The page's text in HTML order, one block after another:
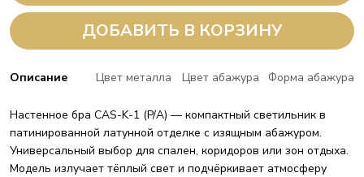
ДОБАВИТЬ В КОРЗИНУ
Описание Цвет металла Цвет абажура Форма абажура
Настенное бра CAS-K-1 (P/A) — компактный светильник в
патинированной латунной отделке с изящным абажуром.
Универсальный выбор для спален, коридоров или зон отдыха.
Модель излучает тёплый свет и подчёркивает атмосферу